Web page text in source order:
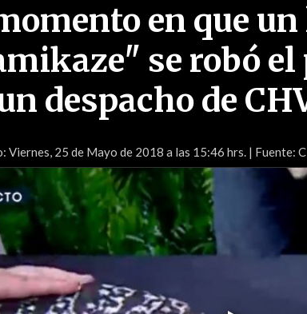
en que
se robó
despacho de
Viernes, 25 de Mayo de 2018 a las 15:46 hrs. | Fuente: